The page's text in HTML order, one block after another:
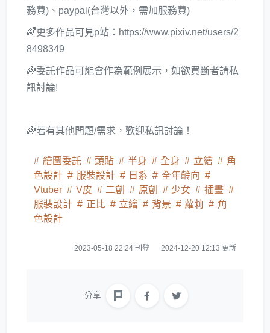
務費)、paypal(台灣以外，需加服務費)
🌈更多作品可見p站：https://www.pixiv.net/users/2
8498349
🌈委託作品可能會作為範例展示，如欲買斷者請私
訊討論!
🌈若有其他問題/需求，歡迎私訊討論！
繪圖委託 頭貼 半身 全身 立繪
角
色設計
服裝設計 日系
全年齡向
Vtuber
V皮 二創 原創 少女
插畫
服裝設計
正比 立繪 背景 蘿莉
角
色設計
2023-05-18 22:24 刊登 2024-12-20 12:13 更新
分享